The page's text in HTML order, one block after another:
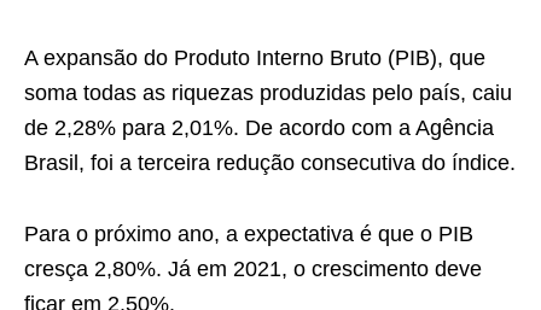
A expansão do Produto Interno Bruto (PIB), que
soma todas as riquezas produzidas pelo país, caiu
de 2,28% para 2,01%. De acordo com a Agência
Brasil, foi a terceira redução consecutiva do índice.
Para o próximo ano, a expectativa é que o PIB
cresça 2,80%. Já em 2021, o crescimento deve
ficar em 2,50%.